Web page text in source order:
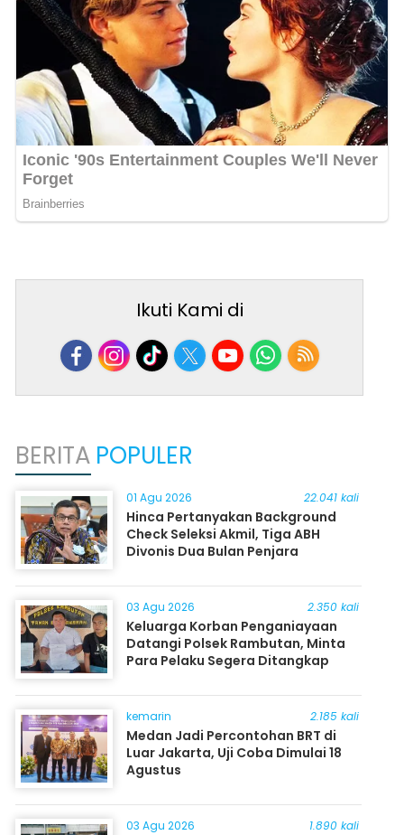
Ikuti Kami di
BERITA POPULER
01 Agu 2026 22.041 kali
Hinca Pertanyakan Background
Check Seleksi Akmil, Tiga ABH
Divonis Dua Bulan Penjara
03 Agu 2026 2.350 kali
Keluarga Korban Penganiayaan
Datangi Polsek Rambutan, Minta
Para Pelaku Segera Ditangkap
kemarin 2.185 kali
Medan Jadi Percontohan BRT di
Luar Jakarta, Uji Coba Dimulai 18
Agustus
03 Agu 2026 1.890 kali